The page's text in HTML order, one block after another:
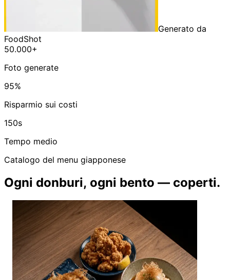
Generato da
FoodShot
50.000+
Foto generate
95%
Risparmio sui costi
150s
Tempo medio
Catalogo del menu giapponese
Ogni donburi, ogni bento — coperti.